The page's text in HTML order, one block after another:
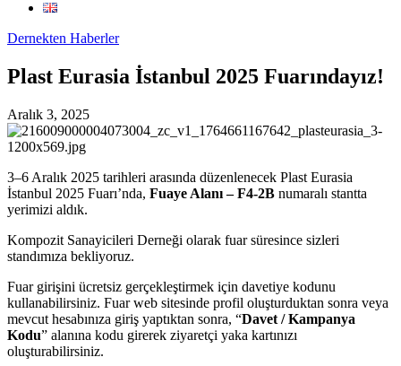
Dernekten Haberler
Plast Eurasia İstanbul 2025 Fuarındayız!
Aralık 3, 2025
3–6 Aralık 2025 tarihleri arasında düzenlenecek Plast Eurasia
İstanbul 2025 Fuarı’nda, Fuaye Alanı – F4-2B numaralı stantta
yerimizi aldık.
Kompozit Sanayicileri Derneği olarak fuar süresince sizleri
standımıza bekliyoruz.
Fuar girişini ücretsiz gerçekleştirmek için davetiye kodunu
kullanabilirsiniz. Fuar web sitesinde profil oluşturduktan sonra veya
mevcut hesabınıza giriş yaptıktan sonra, “Davet / Kampanya
Kodu” alanına kodu girerek ziyaretçi yaka kartınızı
oluşturabilirsiniz.